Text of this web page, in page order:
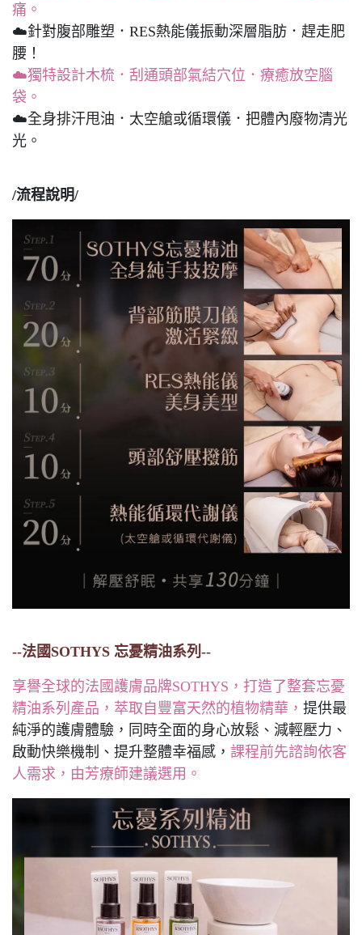
痛。
☁️針對腹部雕塑．RES熱能儀振動深層脂肪．趕走肥
腰！
☁️獨特設計木梳．刮通頭部氣結穴位．療癒放空腦
袋。
☁️全身排汗甩油．太空艙或循環儀．把體內廢物清光
光。
/流程說明/
--法國SOTHYS 忘憂精油系列--
享譽全球的法國護膚品牌SOTHYS，打造了整套忘憂
精油系列產品，萃取自豐富天然的植物精華， 提供最
純淨的護膚體驗，同時全面的身心放鬆、減輕壓力、
啟動快樂機制、提升整體幸福感， 課程前先諮詢依客
人需求，由芳療師建議選用。